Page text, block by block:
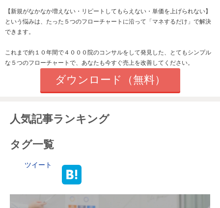
【新規がなかなか増えない・ リピートしてもらえない ・単価を上げられない】
という悩みは、たった ５つのフローチャートに沿って「マネするだけ」で解決
できます。
これまで約１０年間で４０００院のコンサルをして発見した、とてもシンプル
な５つのフローチャートで、あなたも今すぐ売上を改善してください。
ダウンロード（無料）
人気記事ランキング
タグ一覧
ツイート